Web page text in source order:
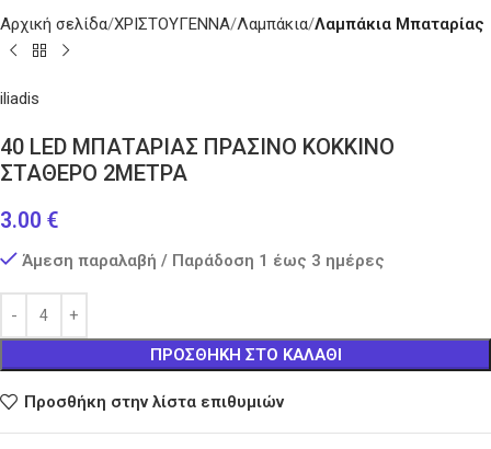
Αρχική σελίδα ΧΡΙΣΤΟΥΓΕΝΝΑ Λαμπάκια Λαμπάκια Μπαταρίας
iliadis
40 LED ΜΠΑΤΑΡΙΑΣ ΠΡΑΣΙΝΟ ΚΟΚΚΙΝΟ
ΣΤΑΘΕΡΟ 2ΜΕΤΡΑ
3.00 €
Άμεση παραλαβή / Παράδοση 1 έως 3 ημέρες
ΠΡΟΣΘΉΚΗ ΣΤΟ ΚΑΛΆΘΙ
Προσθήκη στην λίστα επιθυμιών